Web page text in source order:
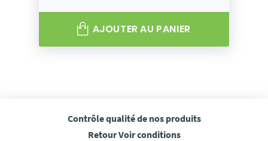
AJOUTER AU PANIER
Contrôle qualitéde nos produits
RetourVoir conditions